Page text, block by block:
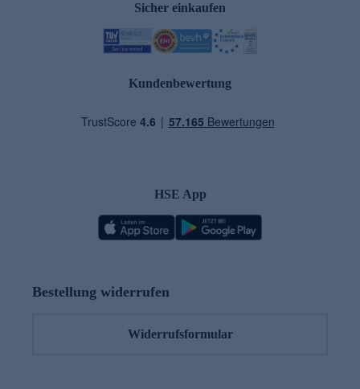
Sicher einkaufen
Kundenbewertung
HSE App
Bestellung widerrufen
Widerrufsformular